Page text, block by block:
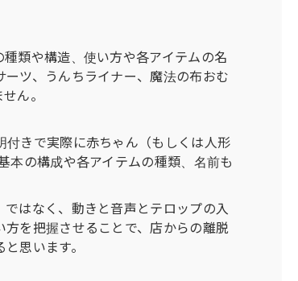
類や構造、使い方や各アイテムの名
ツ、うんちライナー、魔法の布おむ
ん。
きで実際に赤ちゃん（もしくは人形
本の構成や各アイテムの種類、名前も
はなく、動きと音声とテロップの入
を把握させることで、店からの離脱
思います。